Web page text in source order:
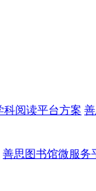
科阅读平台方案
善思图书馆微服务